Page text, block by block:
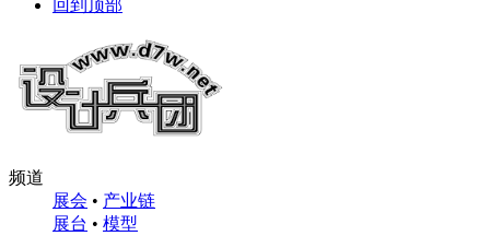
回到顶部
频道
展会 • 产业链
展台 • 模型